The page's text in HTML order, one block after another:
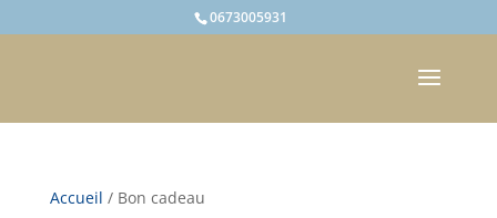
0673005931
Accueil / Bon cadeau